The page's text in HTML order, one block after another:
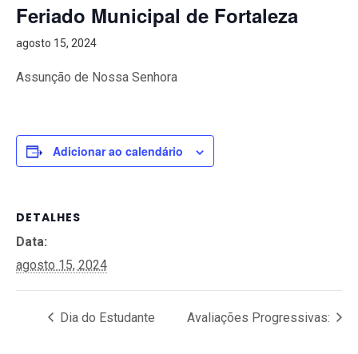
Feriado Municipal de Fortaleza
agosto 15, 2024
Assunção de Nossa Senhora
Adicionar ao calendário
DETALHES
Data:
agosto 15, 2024
Dia do Estudante Avaliações Progressivas: